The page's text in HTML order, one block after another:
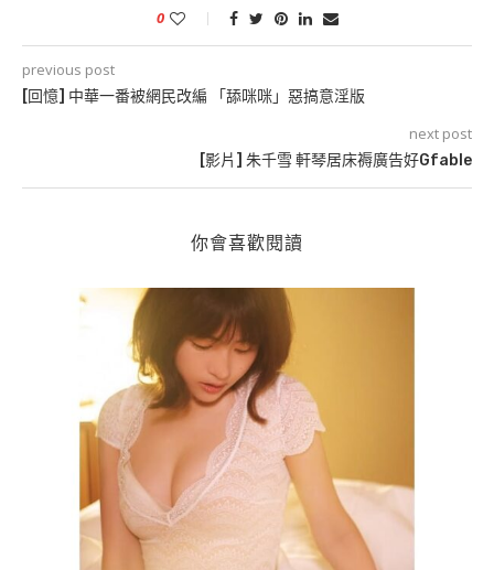
0
previous post
[回憶] 中華一番被網民改編 「舔咪咪」惡搞意淫版
next post
[影片] 朱千雪 軒琴居床褥廣告好Gfable
你會喜歡閱讀